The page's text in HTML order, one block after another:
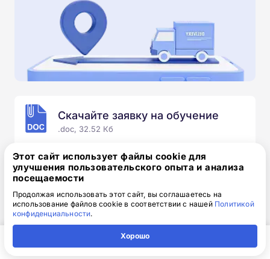
Скачайте заявку на обучение
.doc, 32.52 Кб
Скачайте шаблон, заполните и отправьте по
электронной почтеinfo@1-academy.ru
Обязательно укажите контактный номер телефон.
Наш специалист свяжется с вами и утонит все
детали.
Этот сайт использует файлы cookie для
улучшения пользовательского опыта и анализа
посещаемости
Продолжая использовать этот сайт, вы соглашаетесь на
использование файлов cookie в соответствии с нашей Политикой
конфиденциальности.
Хорошо